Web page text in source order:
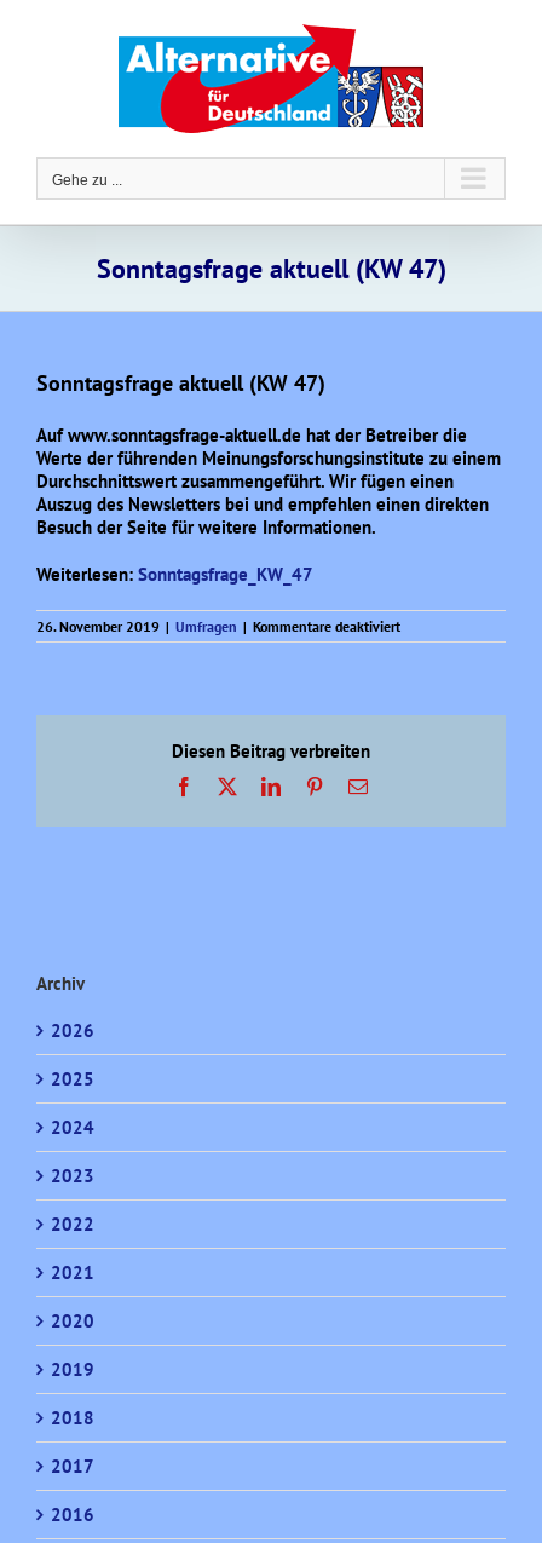
Gehe zu ...
Sonntagsfrage aktuell (KW 47)
Sonntagsfrage aktuell (KW 47)
Auf www.sonntagsfrage-aktuell.de hat der Betreiber die
Werte der führenden Meinungsforschungsinstitute zu einem
Durchschnittswert zusammengeführt. Wir fügen einen
Auszug des Newsletters bei und empfehlen einen direkten
Besuch der Seite für weitere Informationen.
Weiterlesen: Sonntagsfrage_KW_47
26. November 2019 | Umfragen | Kommentare deaktiviertfür
Sonntagsfrage
Diesen Beitrag verbreiten
Facebook LinkedInPinterest
E-
Archiv
2026
2025
2024
2023
2022
2021
2020
2019
2018
2017
2016